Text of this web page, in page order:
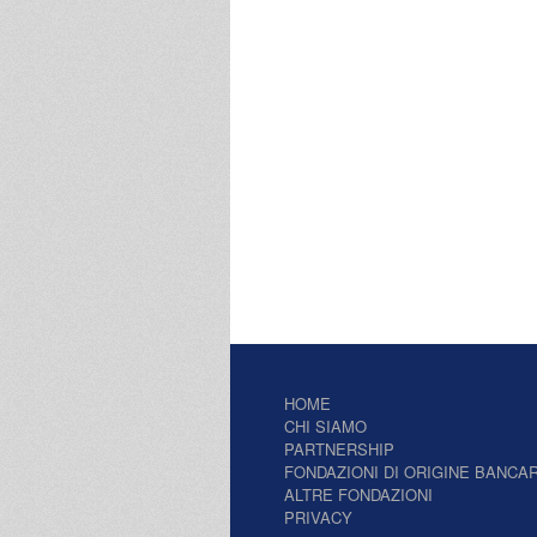
HOME
CHI SIAMO
PARTNERSHIP
FONDAZIONI DI ORIGINE
ALTRE FONDAZIONI
PRIVACY